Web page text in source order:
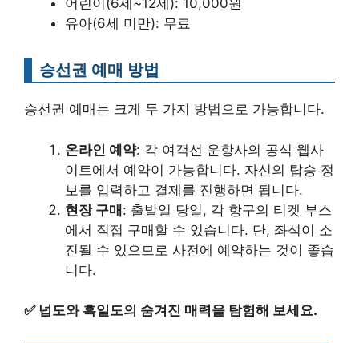
어린이(6세~12세): 10,000원
유아(6세 미만): 무료
승선권 예매 방법
승선권 예매는 크게 두 가지 방법으로 가능합니다.
온라인 예약: 각 여객선 운항사의 공식 웹사
이트에서 예약이 가능합니다. 자신의 탑승 정
보를 입력하고 결제를 진행하면 됩니다.
현장 구매: 출발일 당일, 각 항구의 티켓 부스
에서 직접 구매할 수 있습니다. 단, 좌석이 소
진될 수 있으므로 사전에 예약하는 것이 좋습
니다.
✅ 넙도와 흑일도의 숨겨진 매력을 탐험해 보세요.